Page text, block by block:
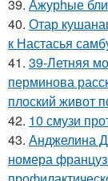
39. Ажурhые
40. Отар
к Настасья
41. 39-Летняя
перминова
плоский живот
42. 10 смузи
43. Анджелина
номера